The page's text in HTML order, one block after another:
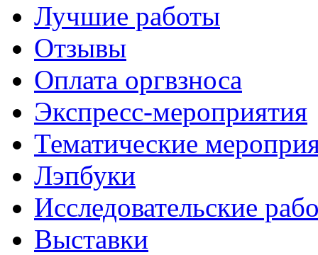
Лучшие работы
Отзывы
Оплата оргвзноса
Экспресс-мероприятия
Тематические
Лэпбуки
Исследовательские
Выставки